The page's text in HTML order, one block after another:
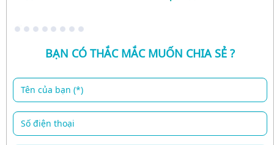
BẠN CÓ THẮC MẮC MUỐN CHIA SẺ ?